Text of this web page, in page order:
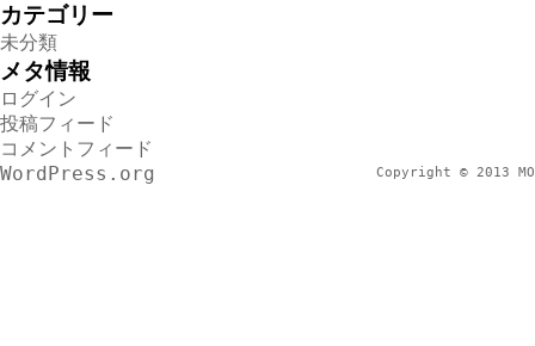
カテゴリー
未分類
メタ情報
ログイン
投稿フィード
コメントフィード
WordPress.org
Copyright © 2013